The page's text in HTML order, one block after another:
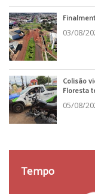
03/08/
Colisão
Floresta
05/08/
Tempo